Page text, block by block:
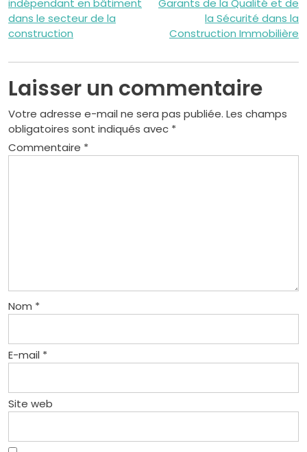
de
l’article
indépendant en bâtiment
dans le secteur de la
construction
Garants de la Qualité et de
la Sécurité dans la
Construction Immobilière
Laisser un commentaire
Votre adresse e-mail ne sera pas publiée. Les champs
obligatoires sont indiqués avec *
Commentaire *
Nom *
E-mail *
Site web